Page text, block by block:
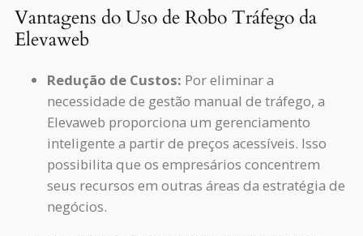
Vantagens do Uso de Robo Tráfego da
Elevaweb
Redução de Custos: Por eliminar a
necessidade de gestão manual de tráfego, a
Elevaweb proporciona um gerenciamento
inteligente a partir de preços acessíveis. Isso
possibilita que os empresários concentrem
seus recursos em outras áreas da estratégia de
negócios.